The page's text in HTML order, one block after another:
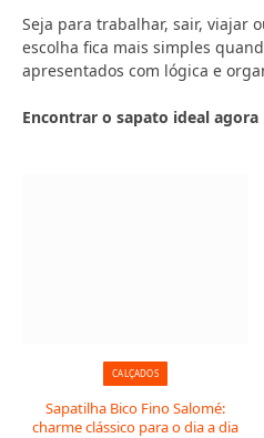
Seja para trabalhar, sair, viajar
escolha fica mais simples
apresentados com lógica e
Encontrar o sapato ideal agora
CALÇADOS
Sapatilha Bico Fino Salomé:
charme clássico para o dia a dia